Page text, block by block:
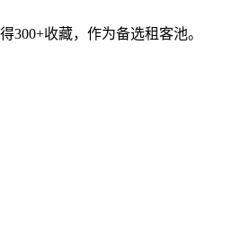
300+收藏，作为备选租客池。